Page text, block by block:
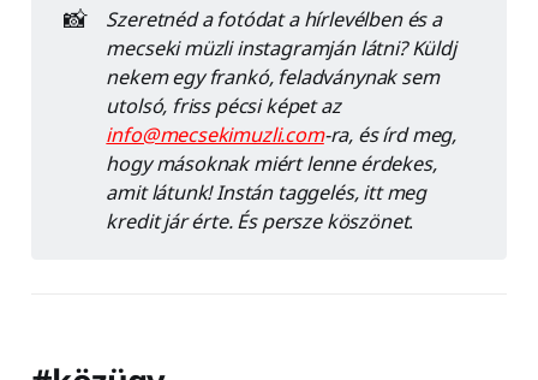
📸
Szeretnéd a fotódat a hírlevélben és a
mecseki müzli instagramján látni? Küldj
nekem egy frankó, feladványnak sem
utolsó, friss pécsi képet az
info@mecsekimuzli.com-ra, és írd meg,
hogy másoknak miért lenne érdekes,
amit látunk! Instán taggelés, itt meg
kredit jár érte. És persze köszönet.